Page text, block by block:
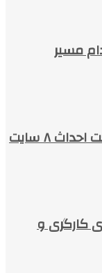
مسیر
اختصاص ۸۰۰ میلیارد ریال اعتبار جهت احداث ۸ سایت
کارگری و